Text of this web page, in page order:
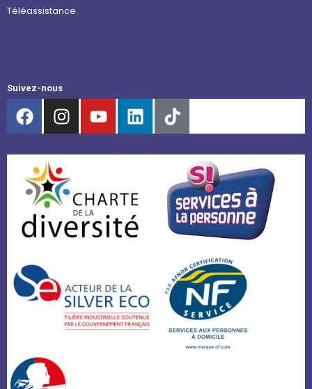
Téléassistance
Suivez-nous